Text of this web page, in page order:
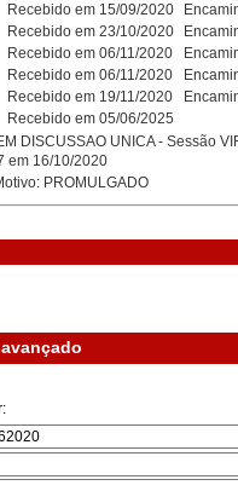
Recebido em 15/09/2020
Recebido em 23/10/2020
Recebido em 06/11/2020
Recebido em 06/11/2020
Recebido em 19/11/2020
Recebido em 05/06/2025
DISCUSSAO UNICA - Sessão
em 16/10/2020
PROMULGADO